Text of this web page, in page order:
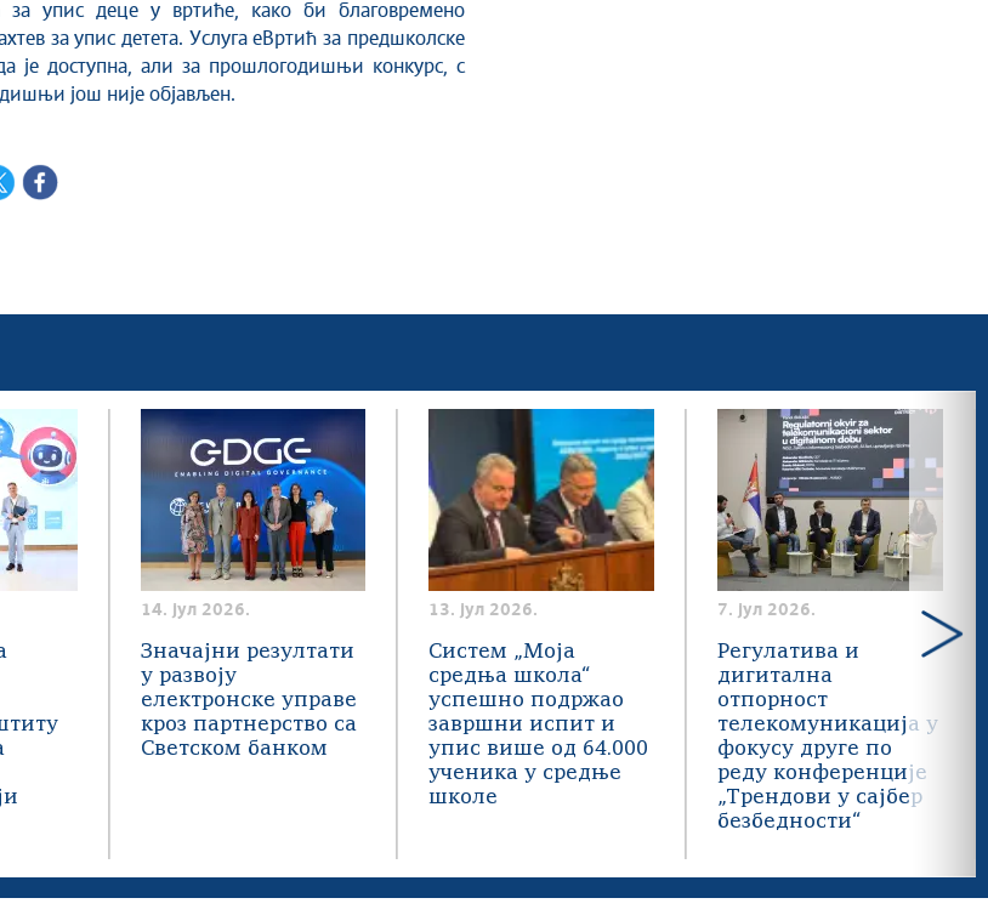
за упис деце у вртиће, како би благовремено
за упис детета. Услуга еВртић за предшколске
је доступна, али за прошлогодишњи конкурс, с
још није објављен.
14. јул 2026.
Значајни резултати
у развоју
електронске управе
кроз партнерство са
Светском банком
13. јул 2026.
Систем „Моја
средња школа“
успешно подржао
завршни испит и
упис више од 64.000
ученика у средње
школе
7. јул 2026.
Регулатива и
дигитална
отпорност
телекомуникација у
фокусу друге по
реду конференције
„Трендови у сајбер
безбедности“